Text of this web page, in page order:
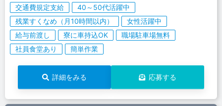
交通費規定支給
40～50代活躍中
残業すくなめ（月10時間以内）
女性活躍中
給与前渡し
寮に車持込OK
職場駐車場無料
社員食堂あり
簡単作業
詳細をみる 応募する